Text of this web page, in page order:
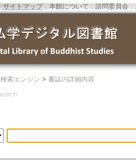
サイトマップ．本館について ． 諮問委員会．
検索エンジン > 書誌の詳細内容